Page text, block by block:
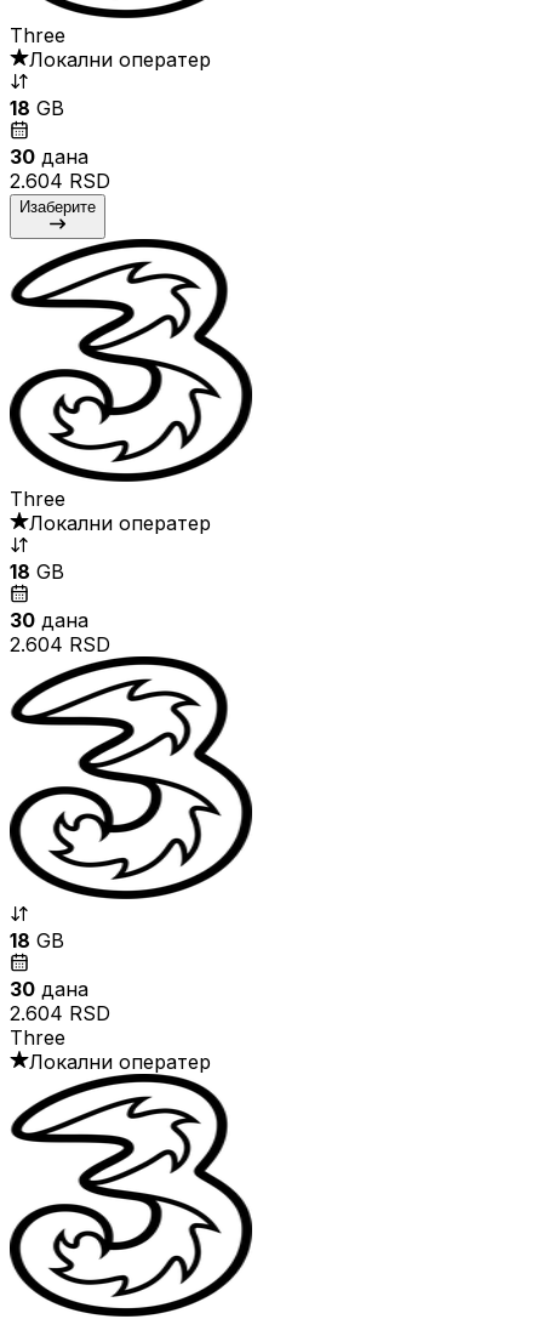
Three
Локални оператер
18 GB
30 дана
2.604 RSD
Изаберите
Three
Локални оператер
18 GB
30 дана
2.604 RSD
18 GB
30 дана
2.604 RSD
Three
Локални оператер